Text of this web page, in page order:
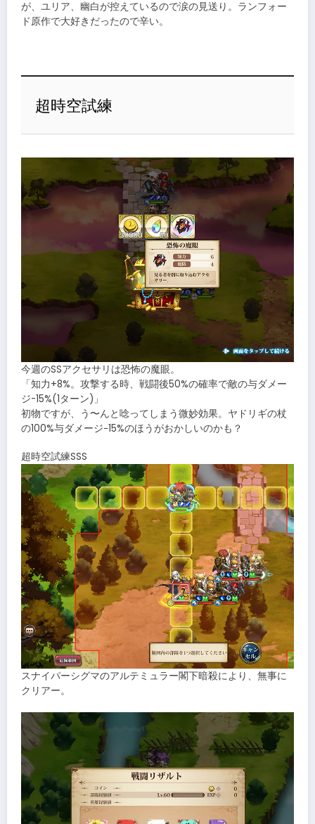
が、ユリア、幽白が控えているので涙の見送り。ランフォー
ド原作で大好きだったので辛い。
超時空試練
今週のSSアクセサリは恐怖の魔眼。
「知力+8%。攻撃する時、戦闘後50%の確率で敵の与ダメー
ジ-15%(1ターン)」
初物ですが、う〜んと唸ってしまう微妙効果。ヤドリギの杖
の100%与ダメージ−15%のほうがおかしいのかも？
超時空試練SSS
スナイパーシグマのアルテミュラー閣下暗殺により、無事に
クリアー。